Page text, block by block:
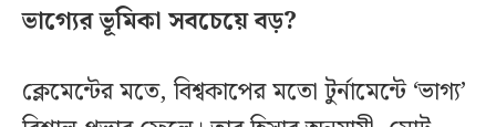
ভাগ্যের ভূমিকা সবচেয়ে বড়?
ক্লেমেন্টের মতে, বিশ্বকাপের মতো টুর্নামেন্টে ‘ভাগ্য’